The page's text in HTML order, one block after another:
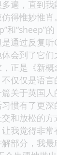
遍，直到我
得惟妙惟
和“sheep”
通过反复听
会到了它
正是《新
仅仅是语
关于英国人
惯有了更深
和放松的
我觉得非
部分，我最